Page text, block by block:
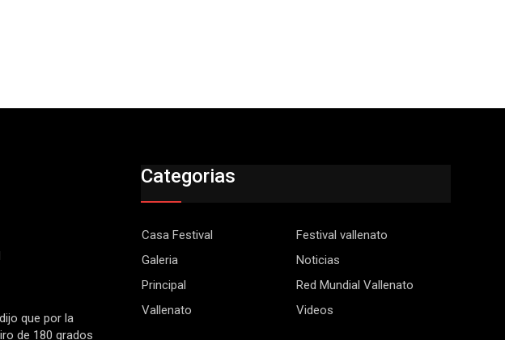
que por la
de 180 grados
Categorias
Casa Festival
Festival vallenato
Galeria
Noticias
Principal
Red Mundial Vallenato
Vallenato
Videos